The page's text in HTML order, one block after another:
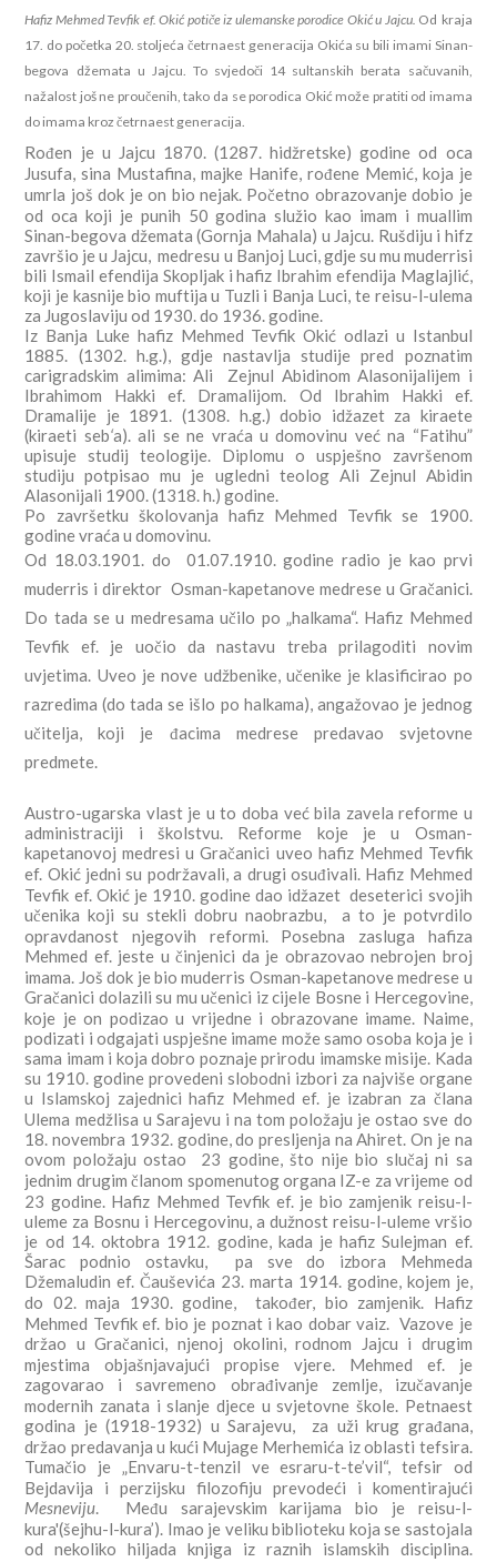
Hafiz Mehmed Tevfik ef. Okić potiče iz ulemanske porodice Okić u Jajcu. Od kraja
17. do početka 20. stoljeća četrnaest generacija Okića su bili imami Sinan-
begova džemata u Jajcu. To svjedoči 14 sultanskih berata sačuvanih,
nažalost još ne proučenih, tako da se porodica Okić može pratiti od imama
do imama kroz četrnaest generacija.
Rođen je u Jajcu 1870. (1287. hidžretske) godine od oca
Jusufa, sina Mustafina, majke Hanife, rođene Memić, koja je
umrla još dok je on bio nejak. Početno obrazovanje dobio je
od oca koji je punih 50 godina služio kao imam i muallim
Sinan-begova džemata (Gornja Mahala) u Jajcu. Rušdiju i hifz
završio je u Jajcu, medresu u Banjoj Luci, gdje su mu muderrisi
bili Ismail efendija Skopljak i hafiz Ibrahim efendija Maglajlić,
koji je kasnije bio muftija u Tuzli i Banja Luci, te reisu-l-ulema
za Jugoslaviju od 1930. do 1936. godine.
Iz Banja Luke hafiz Mehmed Tevfik Okić odlazi u Istanbul
1885. (1302. h.g.), gdje nastavlja studije pred poznatim
carigradskim alimima: Ali Zejnul Abidinom Alasonijalijem i
Ibrahimom Hakki ef. Dramalijom. Od Ibrahim Hakki ef.
Dramalije je 1891. (1308. h.g.) dobio idžazet za kiraete
(kiraeti seb‘a). ali se ne vraća u domovinu već na “Fatihu”
upisuje studij teologije. Diplomu o uspješno završenom
studiju potpisao mu je ugledni teolog Ali Zejnul Abidin
Alasonijali 1900. (1318. h.) godine.
Po završetku školovanja hafiz Mehmed Tevfik se 1900.
godine vraća u domovinu.
Od 18.03.1901. do 01.07.1910. godine radio je kao prvi
muderris i direktor Osman-kapetanove medrese u Gračanici.
Do tada se u medresama učilo po „halkama“. Hafiz Mehmed
Tevfik ef. je uočio da nastavu treba prilagoditi novim
uvjetima. Uveo je nove udžbenike, učenike je klasificirao po
razredima (do tada se išlo po halkama), angažovao je jednog
učitelja, koji je đacima medrese predavao svjetovne
predmete.
Austro-ugarska vlast je u to doba već bila zavela reforme u
administraciji i školstvu. Reforme koje je u Osman-
kapetanovoj medresi u Gračanici uveo hafiz Mehmed Tevfik
ef. Okić jedni su podržavali, a drugi osuđivali. Hafiz Mehmed
Tevfik ef. Okić je 1910. godine dao idžazet deseterici svojih
učenika koji su stekli dobru naobrazbu, a to je potvrdilo
opravdanost njegovih reformi. Posebna zasluga hafiza
Mehmed ef. jeste u činjenici da je obrazovao nebrojen broj
imama. Još dok je bio muderris Osman-kapetanove medrese u
Gračanici dolazili su mu učenici iz cijele Bosne i Hercegovine,
koje je on podizao u vrijedne i obrazovane imame. Naime,
podizati i odgajati uspješne imame može samo osoba koja je i
sama imam i koja dobro poznaje prirodu imamske misije. Kada
su 1910. godine provedeni slobodni izbori za najviše organe
u Islamskoj zajednici hafiz Mehmed ef. je izabran za člana
Ulema medžlisa u Sarajevu i na tom položaju je ostao sve do
18. novembra 1932. godine, do presljenja na Ahiret. On je na
ovom položaju ostao 23 godine, što nije bio slučaj ni sa
jednim drugim članom spomenutog organa IZ-e za vrijeme od
23 godine. Hafiz Mehmed Tevfik ef. je bio zamjenik reisu-l-
uleme za Bosnu i Hercegovinu, a dužnost reisu-l-uleme vršio
je od 14. oktobra 1912. godine, kada je hafiz Sulejman ef.
Šarac podnio ostavku, pa sve do izbora Mehmeda
Džemaludin ef. Čauševića 23. marta 1914. godine, kojem je,
do 02. maja 1930. godine, također, bio zamjenik. Hafiz
Mehmed Tevfik ef. bio je poznat i kao dobar vaiz. Vazove je
držao u Gračanici, njenoj okolini, rodnom Jajcu i drugim
mjestima objašnjavajući propise vjere. Mehmed ef. je
zagovarao i savremeno obrađivanje zemlje, izučavanje
modernih zanata i slanje djece u svjetovne škole. Petnaest
godina je (1918-1932) u Sarajevu, za uži krug građana,
držao predavanja u kući Mujage Merhemića iz oblasti tefsira.
Tumačio je „Envaru-t-tenzil ve esraru-t-te’vil“, tefsir od
Bejdavija i perzijsku filozofiju prevodeći i komentirajući
Mesneviju. Među sarajevskim karijama bio je reisu-l-
kura'(šejhu-l-kura’). Imao je veliku biblioteku koja se sastojala
od nekoliko hiljada knjiga iz raznih islamskih disciplina.